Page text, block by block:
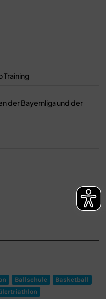
Training
der Bayernliga und der
Ballschule
Basketball